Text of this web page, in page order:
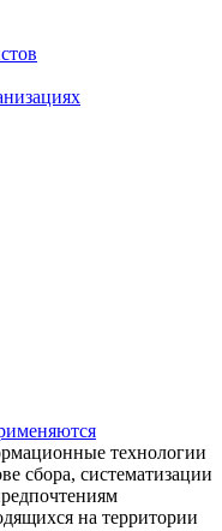
технологии
сбора, систематизации
на территории